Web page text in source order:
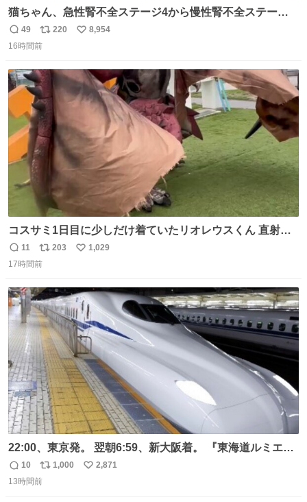
猫ちゃん、急性腎不全ステージ4から慢性腎不全ステージ2
になりました😭点滴も週一で大丈夫になった… このままだ
と2、3日持たないって言われたのが嘘みたい…本当に嬉し
道泣きながら歩いてたら向こうから来た人にすごい顔され
た🫠
返
信
49
リ
ポ
ト
数
220
い
数
8,954
16時間前
コスサミ1日目に少しだけ着ていたリオレウスくん 直射日
光下で暑すぎて疲労状態 火耐性15ではだめですね 適応珠
Lv1と耐火珠Lv3装備しないと真夏の名古屋は過ごせぬよう
返
信
11
リ
ポ
ト
数
203
い
数
1,029
17時間前
22:00、東京発。 翌朝6:59、新大阪着。 『東海道ルミエー
ルエクスプレス』が今夜、初運行！ 岐阜羽島駅で夜を越す
東海道新幹線。寝台列車じゃないのに、朝まで新幹線とい
返
信
10
リ
ポ
1,000
い
2,871
13時間前